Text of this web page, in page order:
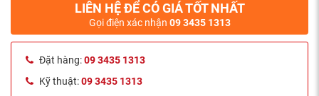
LIÊN HỆ ĐỂ CÓ GIÁ TỐT NHẤT
Gọi điện xác nhận 09 3435 1313
Đặt hàng:09 3435 1313
Kỹ thuật:09 3435 1313